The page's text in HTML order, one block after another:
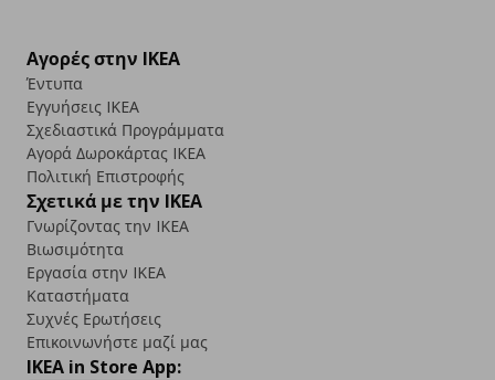
Αγορές στην IKEA
Έντυπα
Εγγυήσεις IKEA
Σχεδιαστικά Προγράμματα
Αγορά Δωρoκάρτας IKEA
Πολιτική Επιστροφής
Σχετικά με την IKEA
Γνωρίζοντας την IKEA
Βιωσιμότητα
Εργασία στην IKEA
Καταστήματα
Συχνές Ερωτήσεις
Επικοινωνήστε μαζί μας
IKEA in Store App: